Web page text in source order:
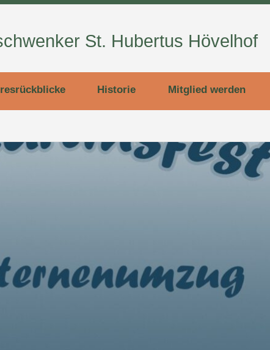
St. Hubertus Hövelhof
Historie Mitglied werden